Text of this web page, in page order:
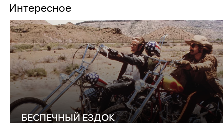
Интересное
БЕСПЕЧНЫЙ ЕЗДОК